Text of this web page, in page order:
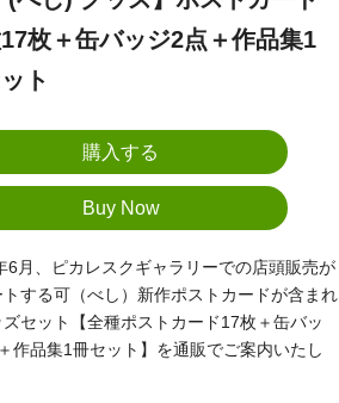
枚＋缶バッジ2点＋作品集1
ト
6月、ピカレスクギャラリーでの店頭販売が
トする可（べし）新作ポストカードが含まれ
ズセット【全種ポストカード17枚＋缶バッ
作品集1冊セット】を通販でご案内いたし